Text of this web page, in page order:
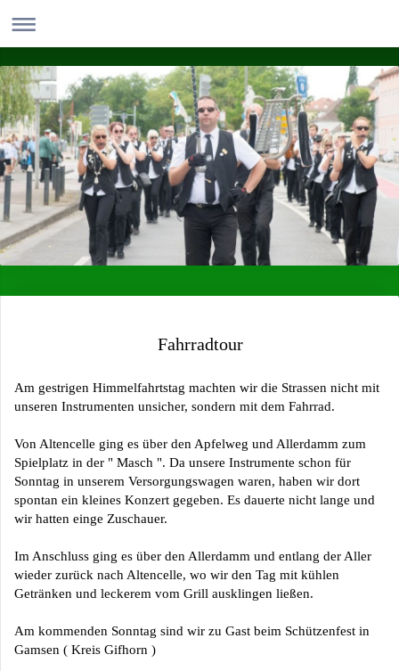
Fahrradtour
Am gestrigen Himmelfahrtstag machten wir die Strassen nicht mit
unseren Instrumenten unsicher, sondern mit dem Fahrrad.
Von Altencelle ging es über den Apfelweg und Allerdamm zum
Spielplatz in der " Masch ". Da unsere Instrumente schon für
Sonntag in unserem Versorgungswagen waren, haben wir dort
spontan ein kleines Konzert gegeben. Es dauerte nicht lange und
wir hatten einge Zuschauer.
Im Anschluss ging es über den Allerdamm und entlang der Aller
wieder zurück nach Altencelle, wo wir den Tag mit kühlen
Getränken und leckerem vom Grill ausklingen ließen.
Am kommenden Sonntag sind wir zu Gast beim Schützenfest in
Gamsen ( Kreis Gifhorn )